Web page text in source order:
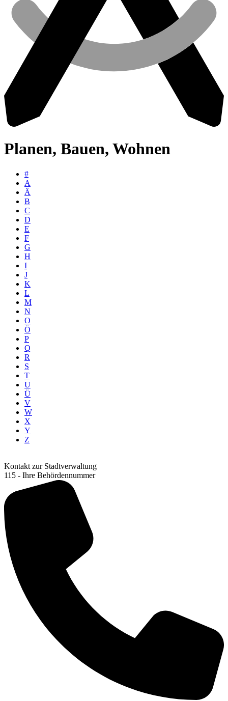
Planen, Bauen, Wohnen
#
A
Ä
B
C
D
E
F
G
H
I
J
K
L
M
N
O
Ö
P
Q
R
S
T
U
Ü
V
W
X
Y
Z
Kontakt zur Stadtverwaltung
115 - Ihre Behördennummer